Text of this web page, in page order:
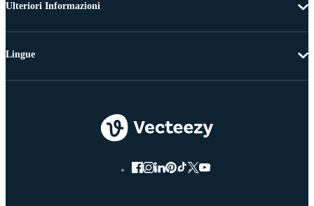
Ulteriori Informazioni
Lingue